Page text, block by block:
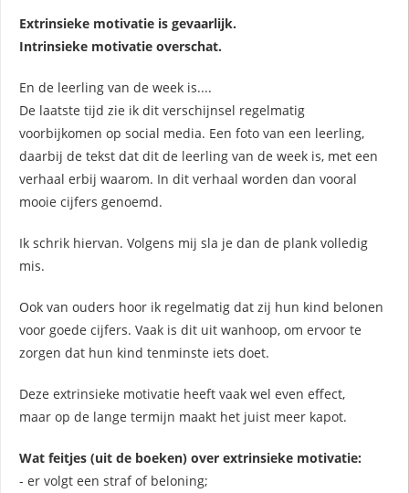
Extrinsieke motivatie is gevaarlijk.
Intrinsieke motivatie overschat.
En de leerling van de week is....
De laatste tijd zie ik dit verschijnsel regelmatig
voorbijkomen op social media. Een foto van een leerling,
daarbij de tekst dat dit de leerling van de week is, met een
verhaal erbij waarom. In dit verhaal worden dan vooral
mooie cijfers genoemd.
Ik schrik hiervan. Volgens mij sla je dan de plank volledig
mis.
Ook van ouders hoor ik regelmatig dat zij hun kind belonen
voor goede cijfers. Vaak is dit uit wanhoop, om ervoor te
zorgen dat hun kind tenminste iets doet.
Deze extrinsieke motivatie heeft vaak wel even effect,
maar op de lange termijn maakt het juist meer kapot.
Wat feitjes (uit de boeken) over extrinsieke motivatie:
- er volgt een straf of beloning;